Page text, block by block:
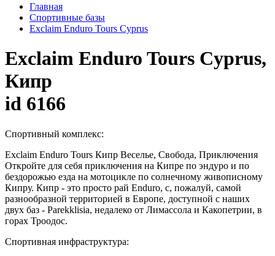
Главная
Спортивные базы
Exclaim Enduro Tours Cyprus
Exclaim Enduro Tours Cyprus,
Кипр
id 6166
Спортивный комплекс:
Exclaim Enduro Tours Кипр Веселье, Свобода, Приключения
Откройте для себя приключения на Кипре по эндуро и по
бездорожью езда на мотоцикле по солнечному живописному
Кипру. Кипр - это просто рай Enduro, с, пожалуй, самой
разнообразной территорией в Европе, доступной с наших
двух баз - Parekklisia, недалеко от Лимассола и Какопетрии, в
горах Троодос.
Спортивная инфраструктура: